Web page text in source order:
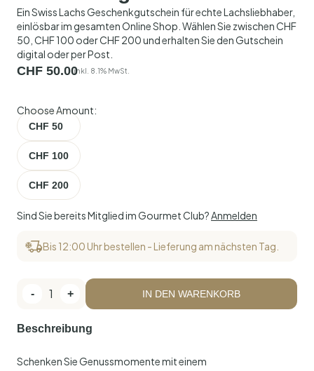
Ein Swiss Lachs Geschenkgutschein für echte Lachsliebhaber,
einlösbar im gesamten Online Shop. Wählen Sie zwischen CHF
50, CHF 100 oder CHF 200 und erhalten Sie den Gutschein
digital oder per Post.
CHF 50.00inkl. 8.1% MwSt.
Choose Amount:
CHF 50
CHF 100
CHF 200
Sind Sie bereits Mitglied im Gourmet Club?Anmelden
Bis 12:00 Uhr bestellen - Lieferung am nächsten Tag.
- 1 + IN DEN WARENKORB
Beschreibung
Schenken Sie Genussmomente mit einem